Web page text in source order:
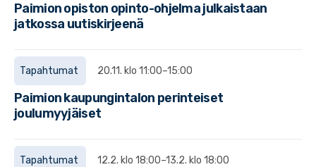
Paimion opiston opinto-ohjelma julkaistaan
jatkossa uutiskirjeenä
Tapahtumat 20.11. klo 11:00–15:00
Paimion kaupungintalon perinteiset
joulumyyjäiset
Tapahtumat 12.2. klo 18:00–13.2. klo 18:00